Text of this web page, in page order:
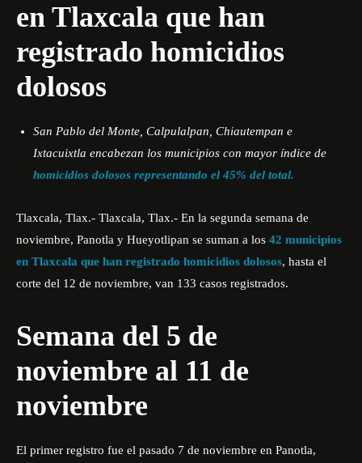
en Tlaxcala que han
registrado homicidios
dolosos
San Pablo del Monte, Calpulalpan, Chiautempan e
Ixtacuixtla encabezan los municipios con mayor índice de
homicidios dolosos representando el 45% del total.
Tlaxcala, Tlax.- Tlaxcala, Tlax.- En la segunda semana de
noviembre, Panotla y Hueyotlipan se suman a los 42 municipios
en Tlaxcala que han registrado homicidios dolosos, hasta el
corte del 12 de noviembre, van 133 casos registrados.
Semana del 5 de
noviembre al 11 de
noviembre
El primer registro fue el pasado 7 de noviembre en Panotla,